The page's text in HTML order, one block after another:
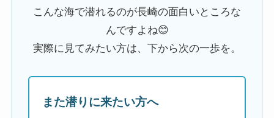
こんな海で潜れるのが長崎の面白いところな
んですよね😊
実際に見てみたい方は、下から次の一歩を。
また潜りに来たい方へ